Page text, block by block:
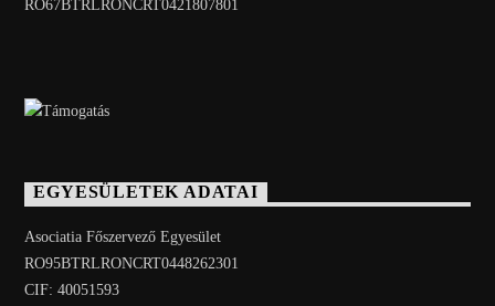
RO67BTRLRONCRT0421807801
EGYESÜLETEK ADATAI
Asociatia Főszervező Egyesület
RO95BTRLRONCRT0448262301
CIF: 40051593